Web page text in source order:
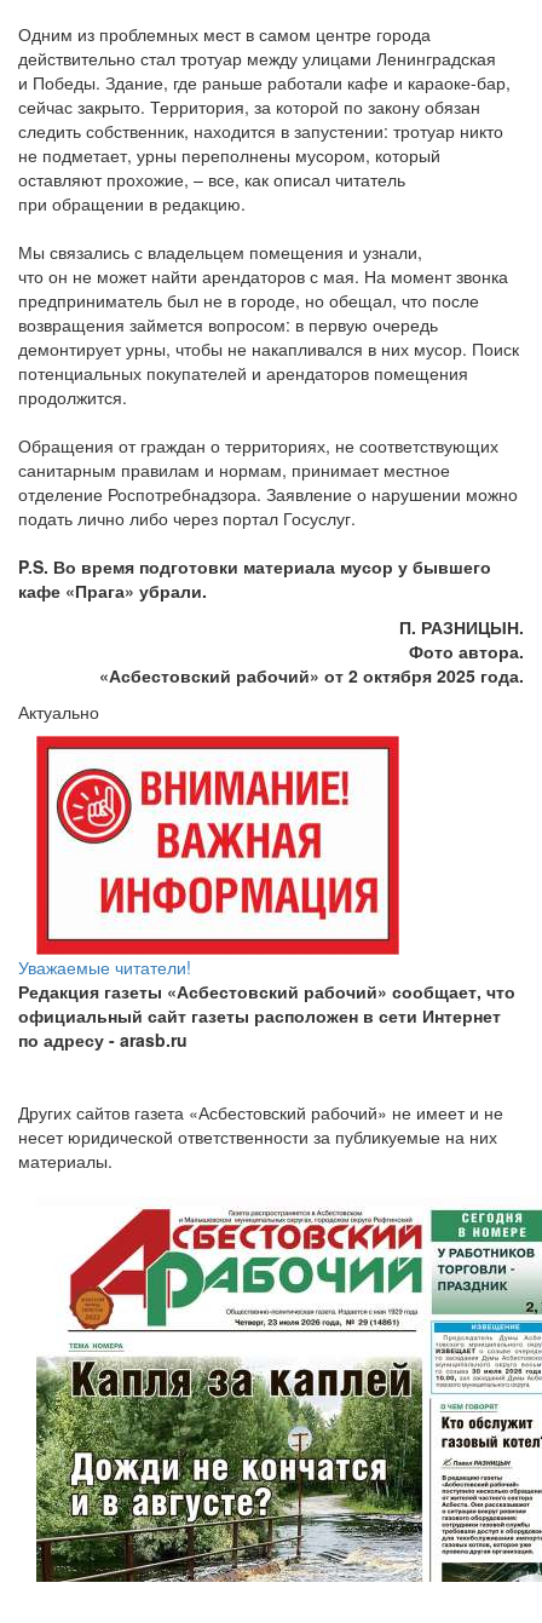
Одним из проблемных мест в самом центре города
действительно стал тротуар между улицами Ленинградская
и Победы. Здание, где раньше работали кафе и караоке-бар,
сейчас закрыто. Территория, за которой по закону обязан
следить собственник, находится в запустении: тротуар никто
не подметает, урны переполнены мусором, который
оставляют прохожие, – все, как описал читатель
при обращении в редакцию.
Мы связались с владельцем помещения и узнали,
что он не может найти арендаторов с мая. На момент звонка
предприниматель был не в городе, но обещал, что после
возвращения займется вопросом: в первую очередь
демонтирует урны, чтобы не накапливался в них мусор. Поиск
потенциальных покупателей и арендаторов помещения
продолжится.
Обращения от граждан о территориях, не соответствующих
санитарным правилам и нормам, принимает местное
отделение Роспотребнадзора. Заявление о нарушении можно
подать лично либо через портал Госуслуг.
P.S. Во время подготовки материала мусор у бывшего
кафе «Прага» убрали.
П. РАЗНИЦЫН.
Фото автора.
«Асбестовский рабочий» от 2 октября 2025 года.
Актуально
Уважаемые читатели!
Редакция газеты «Асбестовский рабочий» сообщает, что
официальный сайт газеты расположен в сети Интернет
по адресу - arasb.ru
Других сайтов газета «Асбестовский рабочий» не имеет и не
несет юридической ответственности за публикуемые на них
материалы.